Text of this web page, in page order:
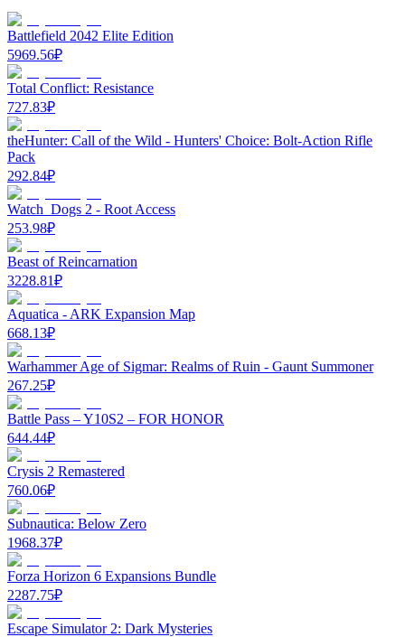
Battlefield 2042 Elite Edition
5969.56₽
Total Conflict: Resistance
727.83₽
theHunter: Call of the Wild - Hunters' Choice: Bolt-Action Rifle
Pack
292.84₽
Watch_Dogs 2 - Root Access
253.98₽
Beast of Reincarnation
3228.81₽
Aquatica - ARK Expansion Map
668.13₽
Warhammer Age of Sigmar: Realms of Ruin - Gaunt Summoner
267.25₽
Battle Pass – Y10S2 – FOR HONOR
644.44₽
Crysis 2 Remastered
760.06₽
Subnautica: Below Zero
1968.37₽
Forza Horizon 6 Expansions Bundle
2287.75₽
Escape Simulator 2: Dark Mysteries